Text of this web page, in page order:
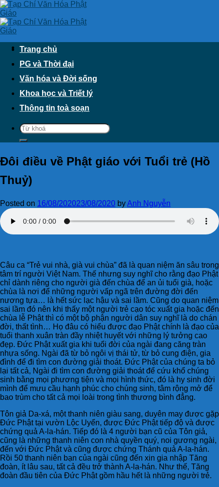
Skip
to
content
Trang chủ
PG và Thời đại
Văn hóa và Đời sống
Khoa học và Triết lý
Thông tin toà soạn
Đôi điều về Phật giáo với Tuổi trẻ (Hồ
Thuỷ)
Posted on 16/08/202023/08/2020 byAnh Nguyễn
Câu ca “Trẻ vui nhà, già vui chùa” đã là quan niệm ăn sâu trong
tâm trí người Việt Nam. Thế nhưng suy nghĩ cho rằng đạo Phật
chỉ dành riêng cho người già đến chùa để an ủi tuổi già, hoặc
chùa là nơi để những người vấp ngã trên đường đời đến
nương tựa… là hết sức lạc hậu và sai lầm. Cũng do quan niệm
sai lầm đó nên khi thấy một người trẻ cạo tóc xuất gia hoặc đến
chùa lễ Phật thì có một bộ phận người dân suy nghĩ là do chán
đời, thất tình… Họ đâu có hiểu được đạo Phật chính là đạo của
tuổi thanh xuân tràn đầy nhiệt huyết với những lý tưởng cao
đẹp. Đức Phật xuất gia khi tuổi đời của ngài đang căng tràn
nhựa sống. Ngài đã từ bỏ ngôi vị thái tử, từ bỏ cung điện, gia
đình để đi tìm con đường giải thoát. Đức Phật của chúng ta bỏ
lại tất cả, Ngài đi tìm con đường giải thoát để cứu khổ chúng
sinh bằng mọi phương tiện và mọi hình thức, đó là hy sinh đời
mình để mưu cầu hạnh phúc cho chúng sinh, tâm rộng mở để
bao trùm cho tất cả mọi loài trong tình thương bình đẳng.
Tôn giả Da-xá, một thanh niên giàu sang, duyên may được gặp
Đức Phật tại vườn Lộc Uyển, được Đức Phật tiếp độ và được
chứng quả A-la-hán. Tiếp đó là 4 người bạn cũ của Tôn giả,
cũng là những thanh niên con nhà quyền quý, noi gương ngài,
đến với Đức Phật và cũng được chứng Thánh quả A-la-hán.
Rồi 50 thanh niên bạn của ngài cũng đến xin gia nhập Tăng
đoàn, ít lâu sau, tất cả đều trở thành A-la-hán. Như thế, Tăng
đoàn đầu tiên của Đức Phật gồm hầu hết là những người trẻ.